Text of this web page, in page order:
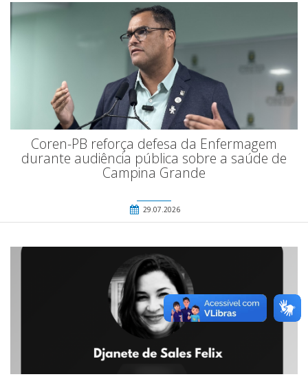
Coren-PB reforça defesa da Enfermagem
durante audiência pública sobre a saúde de
Campina Grande
29.07.2026